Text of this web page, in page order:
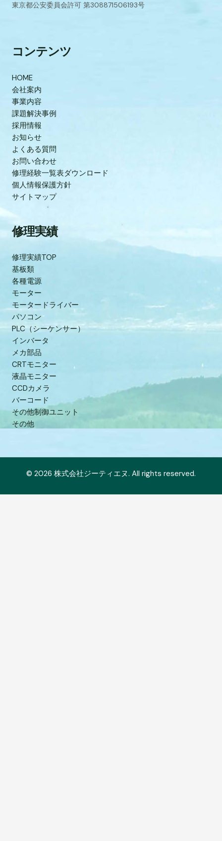
東京都公安委員会許可 第308871506193号
コンテンツ
HOME
会社案内
事業内容
課題解決事例
採用情報
お知らせ
よくある質問
お問い合わせ
修理経験一覧表ダウンロード
個人情報保護方針
サイトマップ
修理実績
修理実績TOP
基板類
各種電源
モーター
モータードライバー
パソコン
PLC（シーケンサー）
インバータ
メカ部品
CRTモニター
液晶モニター
CCDカメラ
バーコード
その他制御ユニット
その他
© 2026 株式会社ジーティエヌ. All rights reserved.